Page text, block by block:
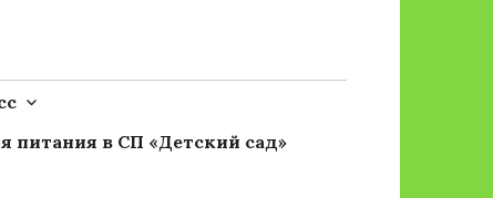
питания в СП «Детский сад»